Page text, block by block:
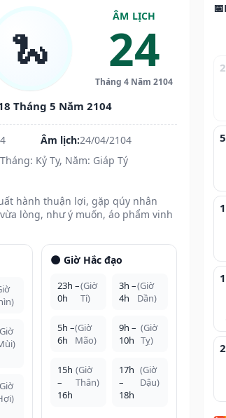
🐍
ÂM LỊCH
24
Tháng 4 Năm 2104
Tháng 5 Năm 2104
Âm lịch:24/04/2104
Kỷ Tỵ, Năm: Giáp Tý
hành thuận lợi, gặp qúy nhân
lòng, như ý muốn, áo phẩm vinh
🌑 Giờ Hắc đạo
23h –
0h
(Giờ
Tí)
3h –
4h
(Giờ
Dần)
5h –
6h
(Giờ
Mão)
9h –
10h
(Giờ
Tỵ)
15h
–
16h
(Giờ
Thân)
17h
–
18h
(Giờ
Dậu)
5